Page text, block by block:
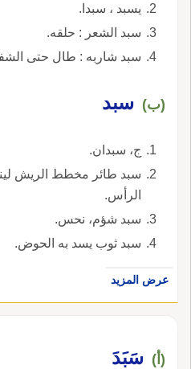
يسبد ، سبدا.
سبد الشعر : حلقه.
سبد شاربه : طال حتى
(ب) سبد
ج، سبدان.
سبد طائر مخطط الريش
الرأس.
سبد شؤم، نحس.
سبد ثوب يسد به الحوض.
عرض المزيد
(أ) سَبَدَ